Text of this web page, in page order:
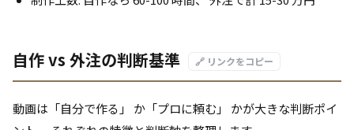
自作 vs 外注の判断基準 🔗 リンクをコピー
動画は「自分で作る」 か「プロに頼む」 かが大きな判断ポイ